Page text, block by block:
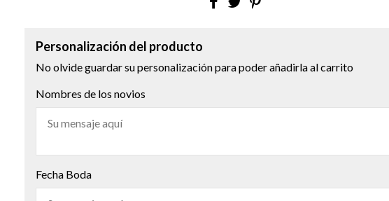
Personalización del producto
No olvide guardar su personalización para poder añadirla al carrito
Nombres de los novios
Fecha Boda